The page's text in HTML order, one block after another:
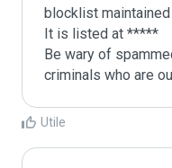
blocklist
It is listed at *****
Be wary of
criminals who are
Utile